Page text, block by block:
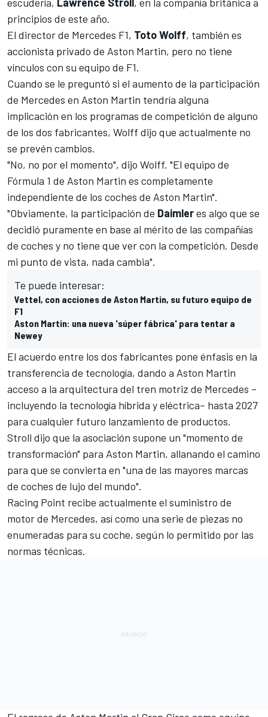
principios de este año.
El director de Mercedes F1, TotoWolff, también es
accionista privado de Aston Martin, pero no tiene
vínculos con su equipo de F1.
Cuando se le preguntó si el aumento de la participación
de Mercedes en Aston Martin tendría alguna
implicación en los programas de competición de alguno
de los dos fabricantes, Wolff dijo que actualmente no
se prevén cambios.
"No, no por el momento", dijo Wolff. "El equipo de
Fórmula 1 de Aston Martin es completamente
independiente de los coches de Aston Martin".
"Obviamente, la participación de Daimleres algo que se
decidió puramente en base al mérito de las compañías
de coches y no tiene que ver con la competición. Desde
mi punto de vista, nada cambia".
Te puede interesar:
Vettel, con acciones de Aston Martin, su futuro equipo de
F1
Aston Martin: una nueva 'súper fábrica' para tentar a
Newey
El acuerdo entre los dos fabricantes pone énfasis en la
transferencia de tecnología, dando a Aston Martin
acceso a la arquitectura del tren motriz de Mercedes –
incluyendo la tecnología híbrida y eléctrica– hasta 2027
para cualquier futuro lanzamiento de productos.
Stroll dijo que la asociación supone un "momento de
transformación" para Aston Martin, allanando el camino
para que se convierta en "una de las mayores marcas
de coches de lujo del mundo".
Racing Point recibe actualmente el suministro de
motor de Mercedes, así como una serie de piezas no
enumeradas para su coche, según lo permitido por las
normas técnicas.